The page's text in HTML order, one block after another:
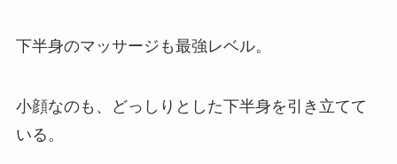
下半身のマッサージも最強レベル。
小顔なのも、どっしりとした下半身を引き立てて
いる。